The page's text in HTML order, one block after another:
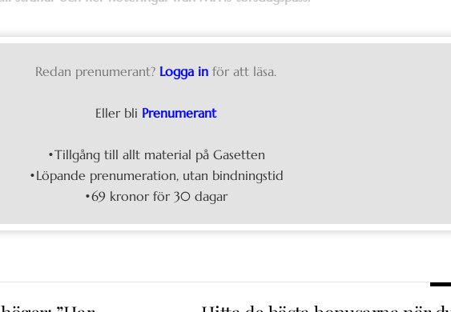
Redan prenumerant? Logga in för att läsa.
Eller bli Prenumerant
•Tillgång till allt material på Gasetten
•Löpande prenumeration, utan bindningstid
•69 kronor för 30 dagar